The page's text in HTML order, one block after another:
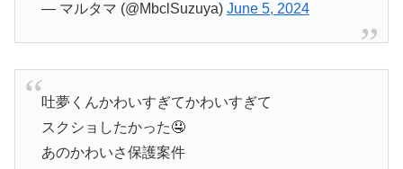
— マルタマ (@MbclSuzuya) June 5, 2024
吐夢くんかわいすぎてかわいすぎて
スクショしたかった🤤
あのかわいさ保護案件